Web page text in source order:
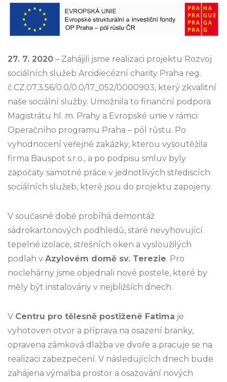
27. 7. 2020 – Zahájili jsme realizaci projektu Rozvoj
sociálních služeb Arcidiecézní charity Praha reg.
č.CZ.07.3.56/0.0/0.0/17_052/0000903, který zkvalitní
naše sociální služby. Umožnila to finanční podpora
Magistrátu hl. m. Prahy a Evropské unie v rámci
Operačního programu Praha – pól růstu. Po
vyhodnocení veřejné zakázky, kterou vysoutěžila
firma Bauspot s.r.o., a po podpisu smluv byly
započaty samotné práce v jednotlivých střediscích
sociálních služeb, které jsou do projektu zapojeny.
V současné době probíhá demontáž
sádrokartonových podhledů, staré nevyhovující
tepelné izolace, střešních oken a vysloužilých
podlah v Azylovém domě sv. Terezie. Pro
noclehárny jsme objednali nové postele, které by
měly být instalovány v nejbližších dnech.
V Centru pro tělesně postižené Fatima je
vyhotoven otvor a příprava na osazení branky,
opravena zámková dlažba ve dvoře a pracuje se na
realizaci zabezpečení. V následujících dnech bude
zahájena výmalba prostor a osazování nových